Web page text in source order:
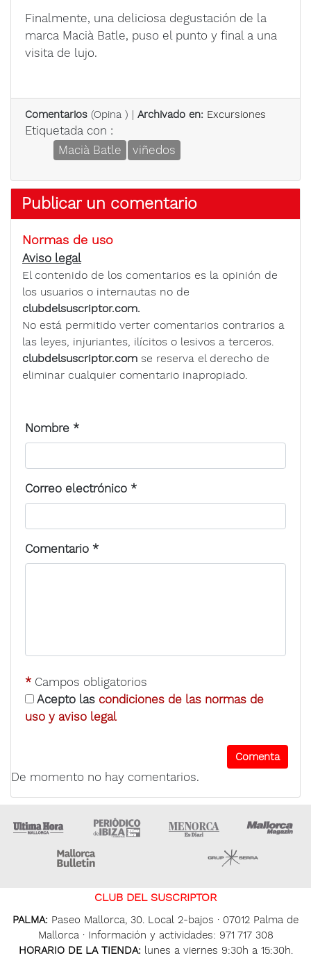
Finalmente, una deliciosa degustación de la
marca Macià Batle, puso el punto y final a una
visita de lujo.
Comentarios (Opina ) | Archivado en: Excursiones
Etiquetada con :
Macià Batle
viñedos
Publicar un comentario
Normas de uso
Aviso legal
El contenido de los comentarios es la opinión de
los usuarios o internautas no de
clubdelsuscriptor.com.
No está permitido verter comentarios contrarios a
las leyes, injuriantes, ilícitos o lesivos a terceros.
clubdelsuscriptor.com se reserva el derecho de
eliminar cualquier comentario inapropiado.
Nombre *
Correo electrónico *
Comentario *
* Campos obligatorios
Acepto las condiciones de las normas de
uso y aviso legal
De momento no hay comentarios.
Ultima Hora Ultima hora Ibiza Menorca • Es Diari
CLUB DEL SUSCRIPTOR
PALMA: Paseo Mallorca, 30. Local 2-bajos · 07012 Palma de
Mallorca · Información y actividades: 971 717 308
HORARIO DE LA TIENDA: lunes a viernes 9:30h a 15:30h.